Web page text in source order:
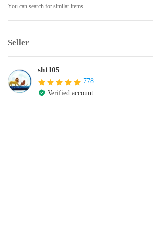
You can search for similar items.
Seller
sh1105
778
Verified account